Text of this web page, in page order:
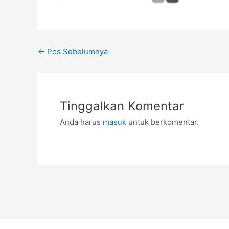
← Pos Sebelumnya
Tinggalkan Komentar
Anda harus masuk untuk berkomentar.